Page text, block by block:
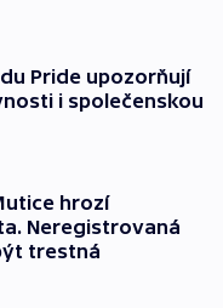
Pride upozorňují
i společenskou
hrozí
Neregistrovaná
trestná